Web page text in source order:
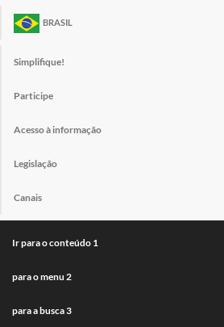
BRASIL
Simplifique!
Participe
Acesso à informação
Legislação
Canais
Ir para o conteúdo 1
para o menu 2
para a busca3